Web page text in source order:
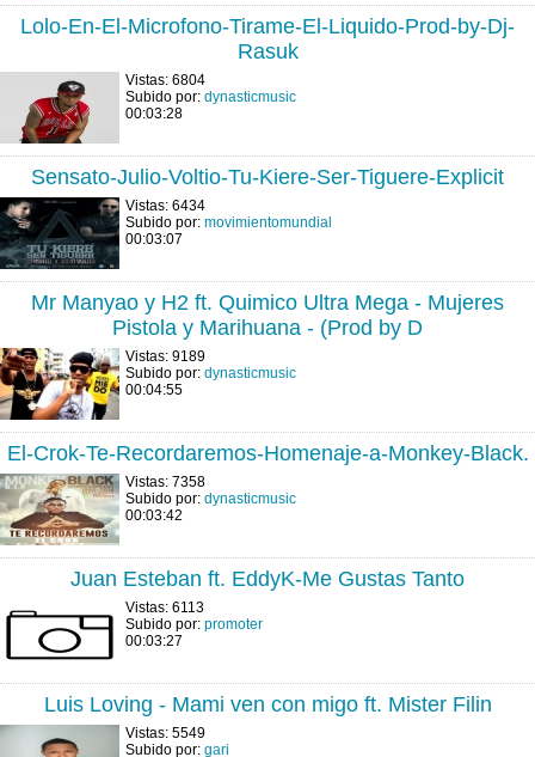
Lolo-En-El-Microfono-Tirame-El-Liquido-Prod-by-Dj-
Rasuk
Vistas: 6804
Subido por: dynasticmusic
00:03:28
Sensato-Julio-Voltio-Tu-Kiere-Ser-Tiguere-Explicit
Vistas: 6434
Subido por: movimientomundial
00:03:07
Mr Manyao y H2 ft. Quimico Ultra Mega - Mujeres
Pistola y Marihuana - (Prod by D
Vistas: 9189
Subido por: dynasticmusic
00:04:55
El-Crok-Te-Recordaremos-Homenaje-a-Monkey-Black.
Vistas: 7358
Subido por: dynasticmusic
00:03:42
Juan Esteban ft. EddyK-Me Gustas Tanto
Vistas: 6113
Subido por: promoter
00:03:27
Luis Loving - Mami ven con migo ft. Mister Filin
Vistas: 5549
Subido por: gari